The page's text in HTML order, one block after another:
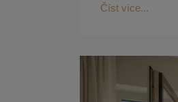
Číst více...